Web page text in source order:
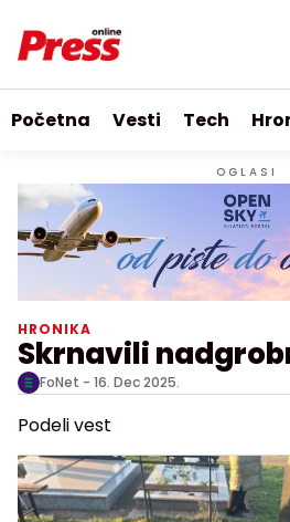
Početna Vesti Tech
OGLASI
HRONIKA
Skrnavili
FoNet - 16. Dec 2025.
Podeli vest